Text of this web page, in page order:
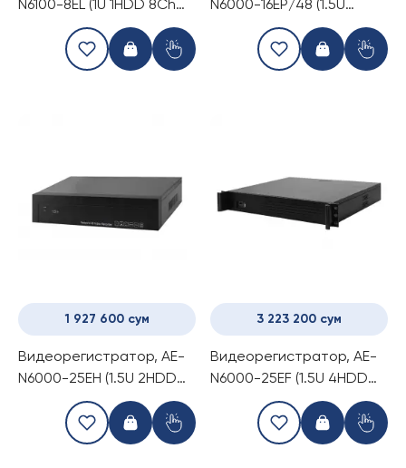
N6100-8EL (1U 1HDD 8Ch
N6000-16EP/48 (1.5U
4HDD 16Ch POE NVR)
1 927 600 сум
Видеорегистратор, AE-
N6000-25EH (1.5U 2HDD
25Ch NVR)
3 223 200 сум
Видеорегистратор, AE-
N6000-25EF (1.5U 4HDD
25Ch NVR)